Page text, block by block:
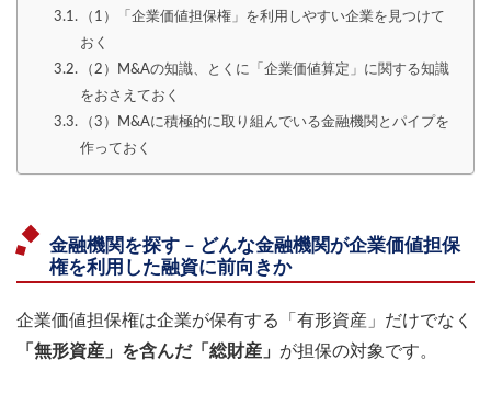
（1）「企業価値担保権」を利用しやすい企業を見つけて
おく
（2）M&Aの知識、とくに「企業価値算定」に関する知識
をおさえておく
（3）M&Aに積極的に取り組んでいる金融機関とパイプを
作っておく
金融機関を探す – どんな金融機関が企業価値担保
権を利用した融資に前向きか
企業価値担保権は企業が保有する「有形資産」だけでなく
「無形資産」を含んだ「総財産」 が担保の対象です。